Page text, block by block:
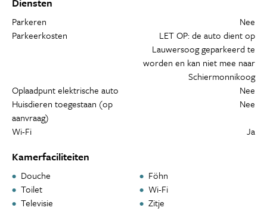
Parkeren
Nee
Parkeerkosten
LET OP: de auto dient op
Lauwersoog geparkeerd te
worden en kan niet mee naar
Schiermonnikoog
Oplaadpunt elektrische auto
Nee
Huisdieren toegestaan (op
aanvraag)
Nee
Wi-Fi Ja
Kamerfaciliteiten
Douche
Föhn
Toilet
Wi-Fi
Televisie
Zitje